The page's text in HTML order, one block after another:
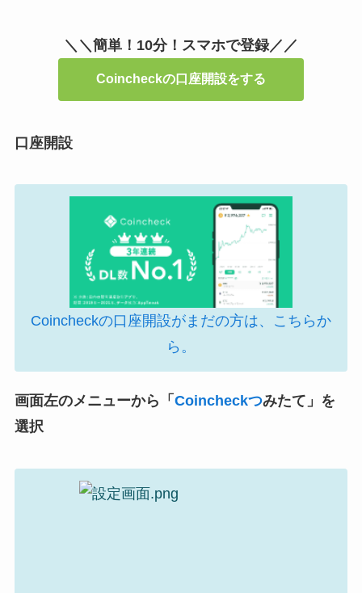
＼＼簡単！10分！スマホで登録／／
Coincheckの口座開設をする
口座開設
Coincheckの口座開設がまだの方は、こちらか
ら。
画面左のメニューから「 Coincheckつみたて」を
選択